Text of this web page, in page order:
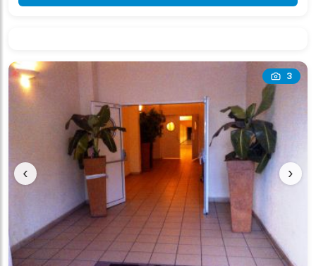
3
‹ ›